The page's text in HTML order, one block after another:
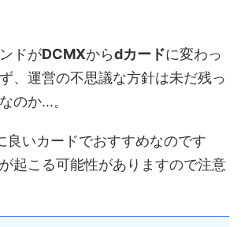
ドがDCMXからdカードに変わっ
、運営の不思議な方針は未だ残っ
のか…。
良いカードでおすすめなのです
起こる可能性がありますので注意